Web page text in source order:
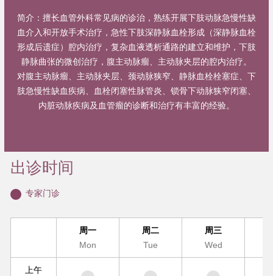
简介： 擅长血管外科常见病的诊治，熟练开展下肢动脉急慢性缺
血介入和开放手术治疗，急性下肢深静脉血栓形成（深静脉血栓
形成后遗症）腔内治疗，复杂血液透析通路的建立和维护，下肢
静脉曲张的微创治疗，腹主动脉瘤、主动脉夹层的腔内治疗。
对腹主动脉瘤、主动脉夹层、颈动脉狭窄、静脉血栓栓塞症、下
肢急慢性缺血疾病、血栓闭塞性脉管炎、锁骨下动脉狭窄闭塞、
内脏动脉疾病及血管瘤的诊断和治疗有丰富的经验。
出诊时间
专家门诊
周一
Mon
周二
Tue
周三
Wed
上午